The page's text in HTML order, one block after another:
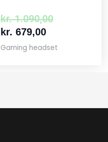
kr.1.090,00
kr. 679,00
Gaming headset